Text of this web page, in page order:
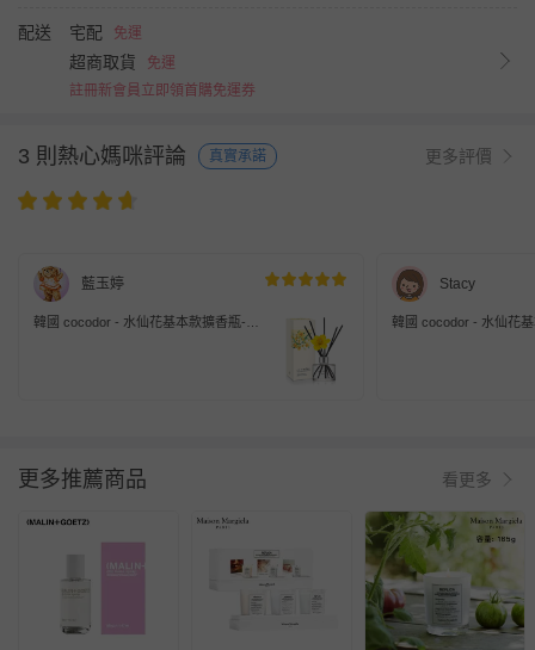
配送 宅配 免運
超商取貨
免運
註冊新會員立即領首購免運券
3 則熱心媽咪評論 真實承諾 更多評價
藍玉婷
韓國 cocodor - 水仙花基本款擴香瓶-四
Stacy
韓國 cocodor - 水仙花
更多推薦商品 看更多